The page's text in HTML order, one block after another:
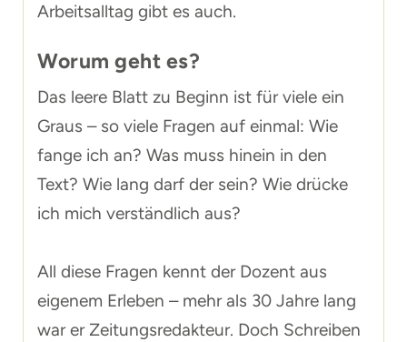
Arbeitsalltag gibt es auch.
Worum geht es?
Das leere Blatt zu Beginn ist für viele ein
Graus – so viele Fragen auf einmal: Wie
fange ich an? Was muss hinein in den
Text? Wie lang darf der sein? Wie drücke
ich mich verständlich aus?
All diese Fragen kennt der Dozent aus
eigenem Erleben – mehr als 30 Jahre lang
war er Zeitungsredakteur. Doch Schreiben